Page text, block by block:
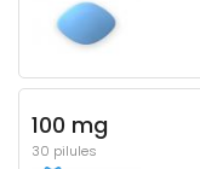
100 mg
30 pilules